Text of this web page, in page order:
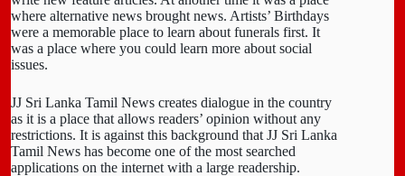
where alternative news brought news. Artists’ Birthdays
were a memorable place to learn about funerals first. It
was a place where you could learn more about social
issues.
JJ Sri Lanka Tamil News creates dialogue in the country
as it is a place that allows readers’ opinion without any
restrictions. It is against this background that JJ Sri Lanka
Tamil News has become one of the most searched
applications on the internet with a large readership.